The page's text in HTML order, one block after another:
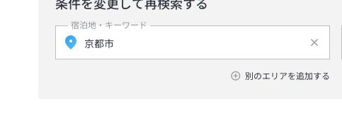
条件を変更して再検索する
宿泊地・キーワード
別のエリアを追加する